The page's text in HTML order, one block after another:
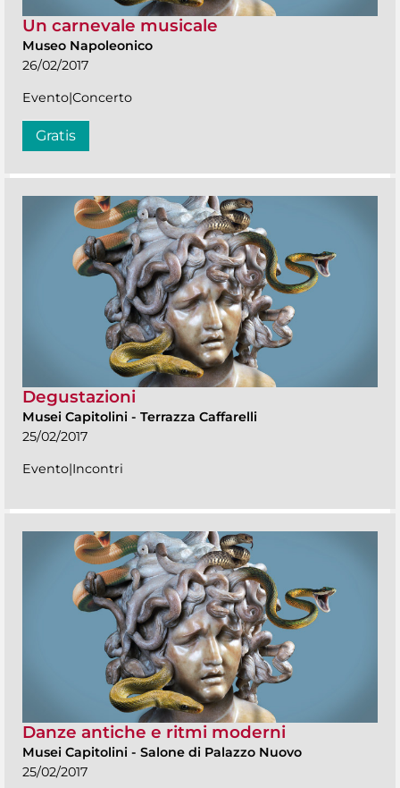
Un carnevale musicale
Museo Napoleonico
26/02/2017
Evento|Concerto
Gratis
Degustazioni
Musei Capitolini - Terrazza Caffarelli
25/02/2017
Evento|Incontri
Danze antiche e ritmi moderni
Musei Capitolini - Salone di Palazzo Nuovo
25/02/2017